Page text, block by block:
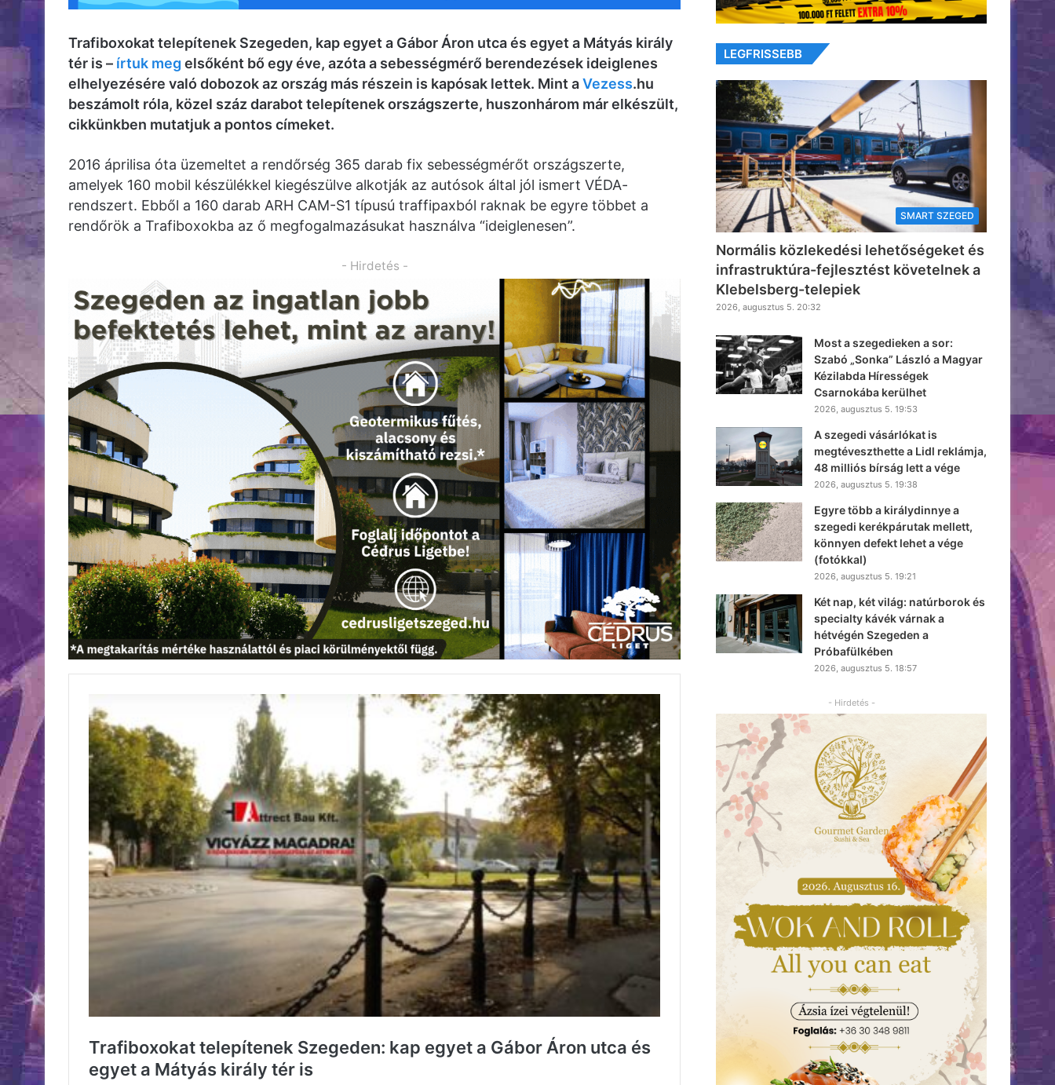
Trafiboxokat telepítenek Szegeden, kap egyet a Gábor Áron utca és egyet a Mátyás király
tér is – írtuk meg elsőként bő egy éve, azóta a sebességmérő berendezések ideiglenes
elhelyezésére való dobozok az ország más részein is kapósak lettek. Mint aVezess.hu
beszámolt róla, közel száz darabot telepítenek országszerte, huszonhárom már elkészült,
cikkünkben mutatjuk a pontos címeket.
2016 áprilisa óta üzemeltet a rendőrség 365 darab fix sebességmérőt országszerte,
amelyek 160 mobil készülékkel kiegészülve alkotják az autósok által jól ismert VÉDA-
rendszert. Ebből a 160 darab ARH CAM-S1 típusú traffipaxból raknak be egyre többet a
rendőrök a Trafiboxokba az ő megfogalmazásukat használva “ideiglenesen”.
- Hirdetés -
LEGFRISSEBB
SMART SZEGED
Normális közlekedési lehetőségeket és
infrastruktúra-fejlesztést követelnek a
Klebelsberg-telepiek
2026, augusztus 5. 20:32
Most a szegedieken a sor:
Szabó „Sonka” László a Magyar
Kézilabda Hírességek
Csarnokába kerülhet
2026, augusztus 5. 19:53
A szegedi vásárlókat is
megtéveszthette a Lidl reklámja,
48 milliós bírság lett a vége
2026, augusztus 5. 19:38
Egyre több a királydinnye a
szegedi kerékpárutak mellett,
könnyen defekt lehet a vége
(fotókkal)
2026, augusztus 5. 19:21
Két nap, két világ: natúrborok és
specialty kávék várnak a
hétvégén Szegeden a
Próbafülkében
2026, augusztus 5. 18:57
- Hirdetés -